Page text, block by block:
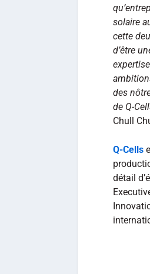
solaire
cette
d’être
des
de Q-
Chull
Q-Cells
détail